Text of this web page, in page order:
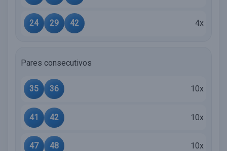
24 29 42 4x
Pares consecutivos
35 36 10x
41 42 10x
47 48 10x